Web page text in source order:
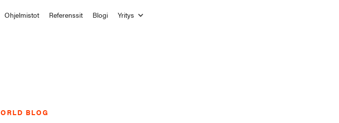
Ohjelmistot Referenssit Blogi Yritys
BLOG